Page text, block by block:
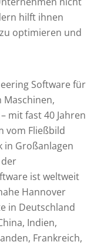
hilft ihnen
optimieren und
Software für
Maschinen,
mit fast 40 Jahren
vom Fließbild
in Großanlagen
ist weltweit
Hannover
in Deutschland
Indien,
Frankreich,